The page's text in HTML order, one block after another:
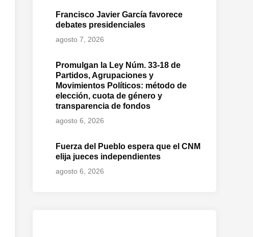
Francisco Javier García favorece
debates presidenciales
agosto 7, 2026
Promulgan la Ley Núm. 33-18 de
Partidos, Agrupaciones y
Movimientos Políticos: método de
elección, cuota de género y
transparencia de fondos
agosto 6, 2026
Fuerza del Pueblo espera que el CNM
elija jueces independientes
agosto 6, 2026